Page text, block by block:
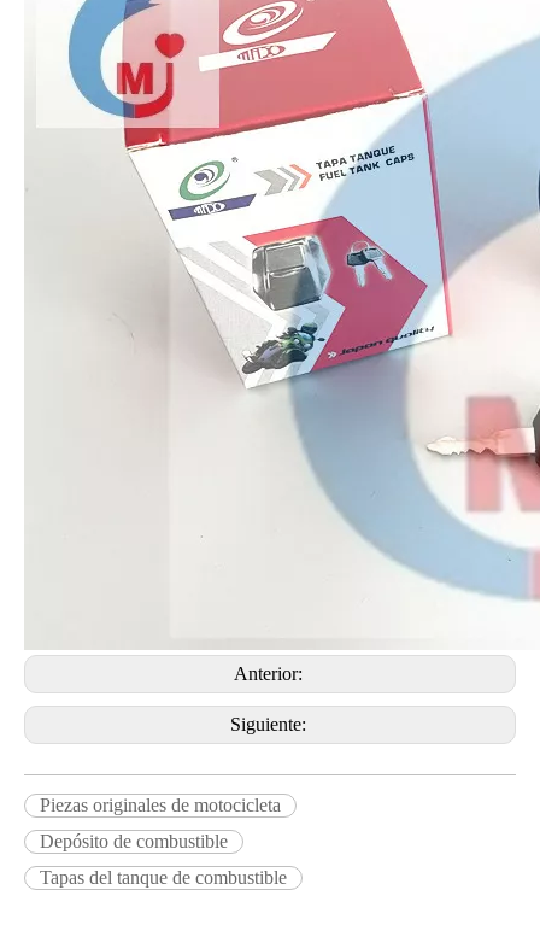
Anterior:
Siguiente:
Piezas originales de motocicleta
Depósito de combustible
Tapas del tanque de combustible